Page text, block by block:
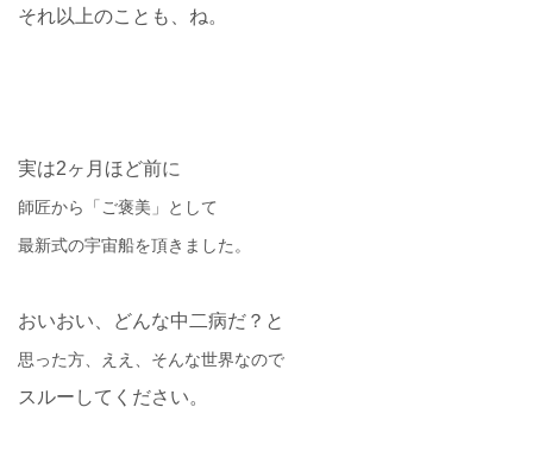
それ以上のことも、ね。
実は2ヶ月ほど前に
師匠から「ご褒美」として
最新式の宇宙船を頂きました。
おいおい、どんな中二病だ？と
思った方、ええ、そんな世界なので
スルーしてください。